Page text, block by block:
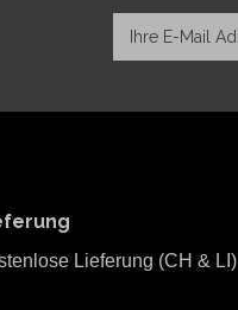
Lieferung (CH & LI)